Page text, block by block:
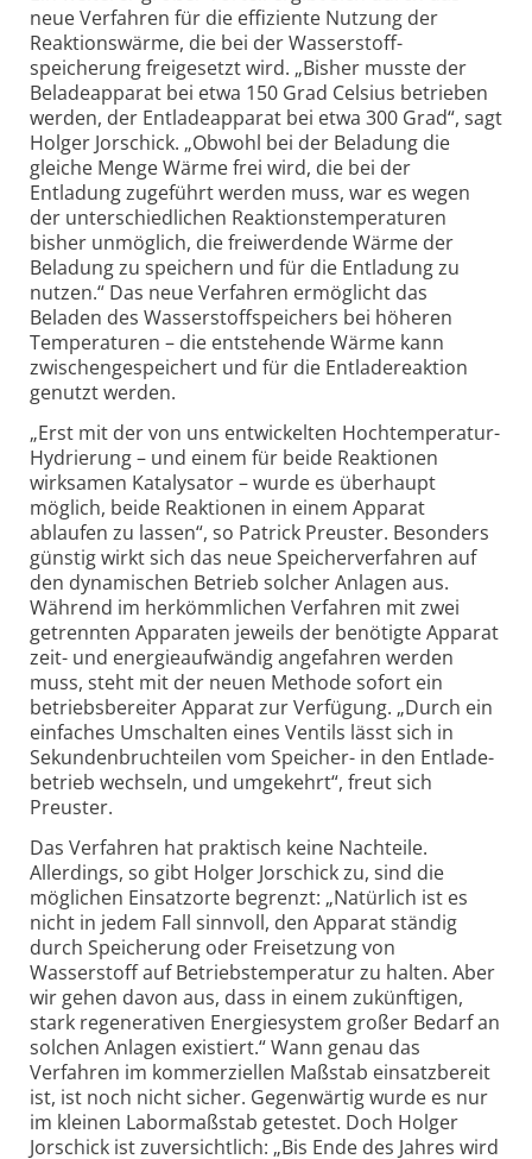
neue Verfahren für die effiziente Nutzung der
Reaktions­wärme, die bei der Wasserstoff­
speicherung freigesetzt wird. „Bisher musste der
Belade­apparat bei etwa 150 Grad Celsius betrieben
werden, der Entladeapparat bei etwa 300 Grad“, sagt
Holger Jorschick. „Obwohl bei der Beladung die
gleiche Menge Wärme frei wird, die bei der
Entladung zugeführt werden muss, war es wegen
der unterschiedlichen Reaktions­temperaturen
bisher unmöglich, die freiwerdende Wärme der
Beladung zu speichern und für die Entladung zu
nutzen.“ Das neue Verfahren ermöglicht das
Beladen des Wasserstoff­speichers bei höheren
Temperaturen – die entstehende Wärme kann
zwischen­gespeichert und für die Entlade­reaktion
genutzt werden.
„Erst mit der von uns entwickelten Hoch­temperatur-
Hydrierung – und einem für beide Reaktionen
wirksamen Katalysator – wurde es überhaupt
möglich, beide Reaktionen in einem Apparat
ablaufen zu lassen“, so Patrick Preuster. Besonders
günstig wirkt sich das neue Speicher­verfahren auf
den dynamischen Betrieb solcher Anlagen aus.
Während im herkömmlichen Verfahren mit zwei
getrennten Apparaten jeweils der benötigte Apparat
zeit- und energie­aufwändig angefahren werden
muss, steht mit der neuen Methode sofort ein
betriebs­bereiter Apparat zur Verfügung. „Durch ein
einfaches Umschalten eines Ventils lässt sich in
Sekunden­bruchteilen vom Speicher- in den Entlade­
betrieb wechseln, und umgekehrt“, freut sich
Preuster.
Das Verfahren hat praktisch keine Nachteile.
Allerdings, so gibt Holger Jorschick zu, sind die
möglichen Einsatzorte begrenzt: „Natürlich ist es
nicht in jedem Fall sinnvoll, den Apparat ständig
durch Speicherung oder Freisetzung von
Wasserstoff auf Betriebs­temperatur zu halten. Aber
wir gehen davon aus, dass in einem zukünftigen,
stark regenerativen Energie­system großer Bedarf an
solchen Anlagen existiert.“ Wann genau das
Verfahren im kommerziellen Maßstab einsatzbereit
ist, ist noch nicht sicher. Gegenwärtig wurde es nur
im kleinen Labor­maßstab getestet. Doch Holger
Jorschick ist zuversichtlich: „Bis Ende des Jahres wird